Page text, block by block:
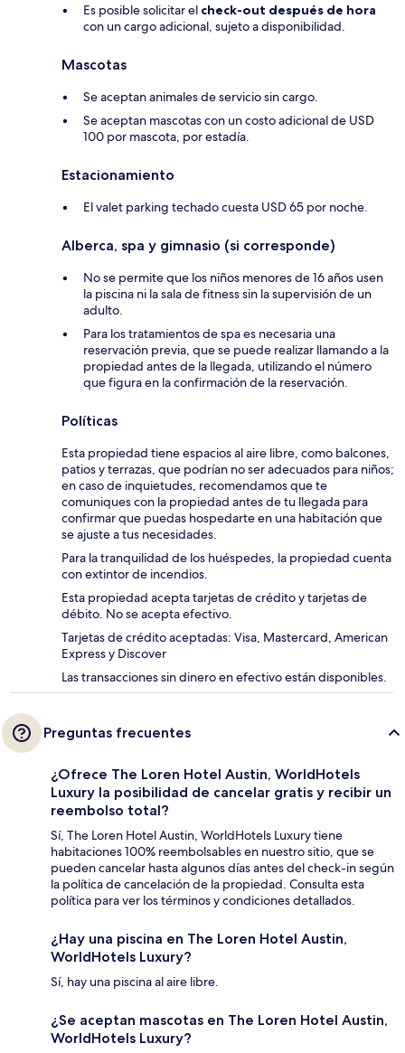
Es posible solicitar el check-out después de hora
con un cargo adicional, sujeto a disponibilidad.
Mascotas
Se aceptan animales de servicio sin cargo.
Se aceptan mascotas con un costo adicional de USD
100 por mascota, por estadía.
Estacionamiento
El valet parking techado cuesta USD 65 por noche.
Alberca, spa y gimnasio (si corresponde)
No se permite que los niños menores de 16 años usen
la piscina ni la sala de fitness sin la supervisión de un
adulto.
Para los tratamientos de spa es necesaria una
reservación previa, que se puede realizar llamando a la
propiedad antes de la llegada, utilizando el número
que figura en la confirmación de la reservación.
Políticas
Esta propiedad tiene espacios al aire libre, como balcones,
patios y terrazas, que podrían no ser adecuados para niños;
en caso de inquietudes, recomendamos que te
comuniques con la propiedad antes de tu llegada para
confirmar que puedas hospedarte en una habitación que
se ajuste a tus necesidades.
Para la tranquilidad de los huéspedes, la propiedad cuenta
con extintor de incendios.
Esta propiedad acepta tarjetas de crédito y tarjetas de
débito. No se acepta efectivo.
Tarjetas de crédito aceptadas: Visa, Mastercard, American
Express y Discover
Las transacciones sin dinero en efectivo están disponibles.
Preguntas frecuentes
¿Ofrece The Loren Hotel Austin, WorldHotels
Luxury la posibilidad de cancelar gratis y recibir un
reembolso total?
Sí, The Loren Hotel Austin, WorldHotels Luxury tiene
habitaciones 100% reembolsables en nuestro sitio, que se
pueden cancelar hasta algunos días antes del check-in según
la política de cancelación de la propiedad. Consulta esta
política para ver los términos y condiciones detallados.
¿Hay una piscina en The Loren Hotel Austin,
WorldHotels Luxury?
Sí, hay una piscina al aire libre.
¿Se aceptan mascotas en The Loren Hotel Austin,
WorldHotels Luxury?